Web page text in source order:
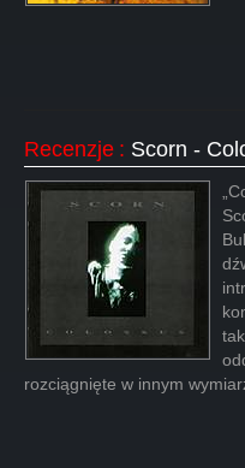
Recenzje : Scorn -
rozciągnięte w innym